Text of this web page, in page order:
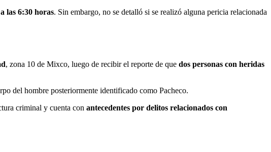
las 6:30 horas. Sin embargo, no se detalló si se realizó alguna pericia relacionada
, zona 10 de Mixco, luego de recibir el reporte de que dos personas con heridas
del hombre posteriormente identificado como Pacheco.
criminal y cuenta con antecedentes por delitos relacionados con